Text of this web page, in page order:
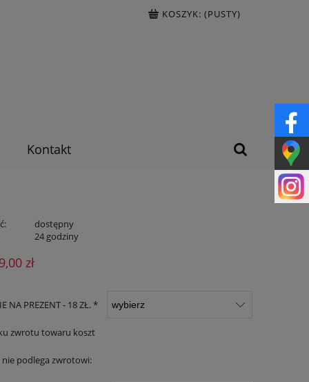
KOSZYK: (PUSTY)
Kontakt
dostępny
24 godziny
zł
NA PREZENT - 18 ZŁ. *
zwrotu towaru koszt
podlega zwrotowi: